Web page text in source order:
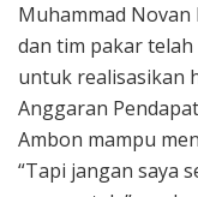
Muhammad Novan
dan tim pakar
untuk realisasikan
Anggaran
Ambon mampu
“Tapi jangan saya